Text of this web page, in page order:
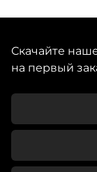
Скачайте
на первый